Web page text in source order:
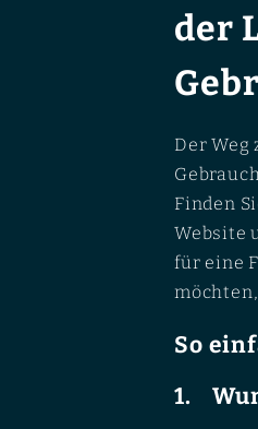
der
Der Weg
Finden
Website
für eine
So